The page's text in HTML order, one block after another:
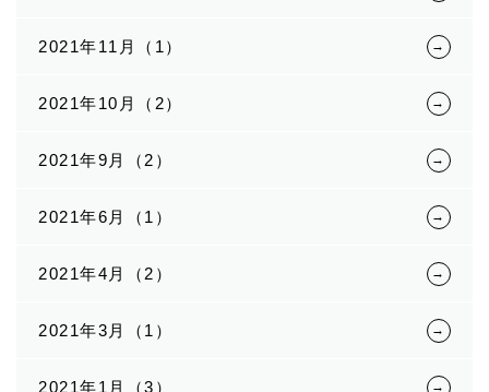
2021年11月（1）
2021年10月（2）
2021年9月（2）
2021年6月（1）
2021年4月（2）
2021年3月（1）
2021年1月（3）